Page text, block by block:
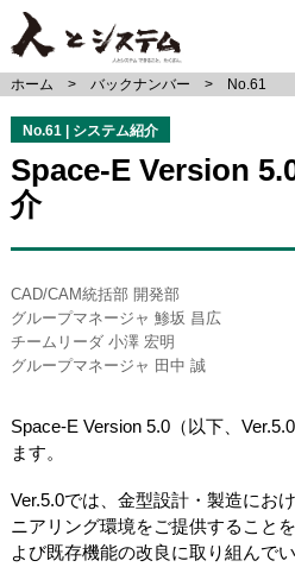
ホーム バックナンバー No.61
No.61 | システム紹介
Space-E Version
介
CAD/CAM統括部 開発部
グループマネージャ 鯵坂 昌広
チームリーダ 小澤 宏明
グループマネージャ 田中 誠
Space-E Version 5.0（以下、
ます。
Ver.5.0では、金型設計・製造にお
ニアリング環境をご提供すること
よび既存機能の改良に取り組んで